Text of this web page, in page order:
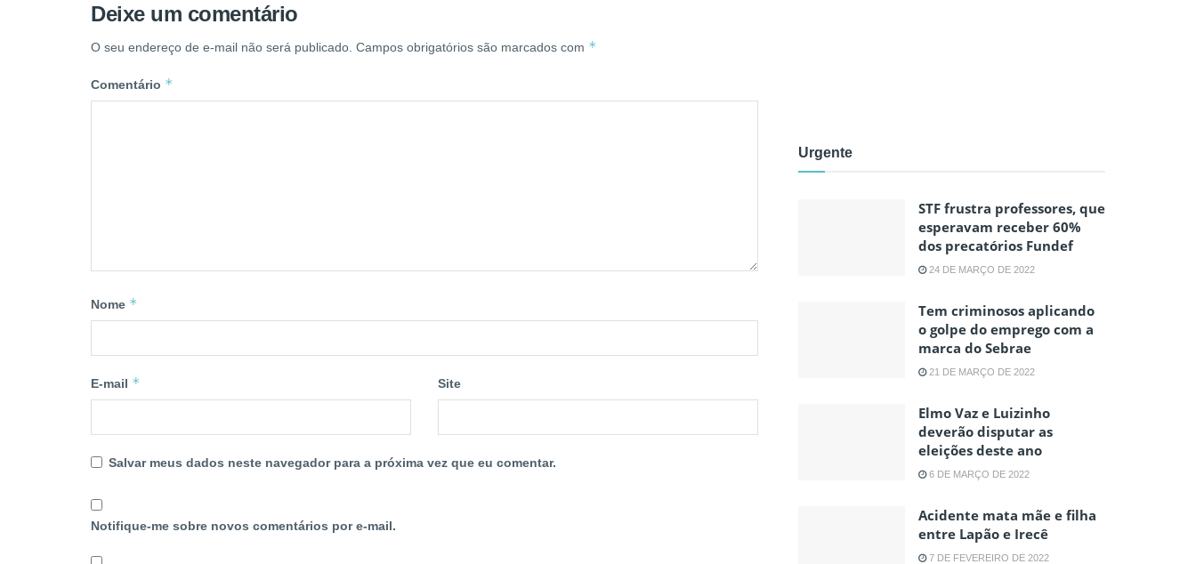
Deixe um comentário
O seu endereço de e-mail não será publicado. Campos obrigatórios são marcados com *
Comentário *
Nome *
E-mail * Site
Salvar meus dados neste navegador para a próxima vez que eu comentar.
Notifique-me sobre novos comentários por e-mail.
Urgente
STF frustra professores, que
esperavam receber 60%
dos precatórios Fundef
24 DE MARÇO DE 2022
Tem criminosos aplicando
o golpe do emprego com a
marca do Sebrae
21 DE MARÇO DE 2022
Elmo Vaz e Luizinho
deverão disputar as
eleições deste ano
6 DE MARÇO DE 2022
Acidente mata mãe e filha
entre Lapão e Irecê
7 DE FEVEREIRO DE 2022